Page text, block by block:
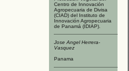
Centro de Innovación
Agropecuaria de Divisa
(CIAD) del Instituto de
Innovación Agropecuaria
de Panamá (IDIAP).
Jose Angel Herrera-
Vasquez
Panama